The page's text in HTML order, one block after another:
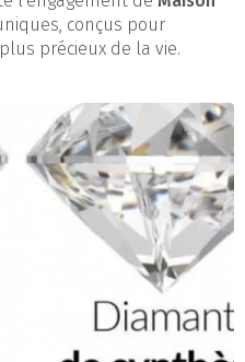
conçus pour
précieux de la vie.